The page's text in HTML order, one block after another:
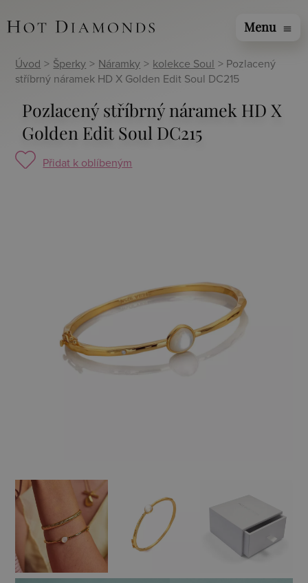
Menu menu
Úvod > Šperky > Náramky > kolekce Soul
> Pozlacený
stříbrný náramek HD X Golden Edit Soul DC215
Pozlacený stříbrný náramek HD X
Golden Edit Soul DC215
Přidat k oblíbeným